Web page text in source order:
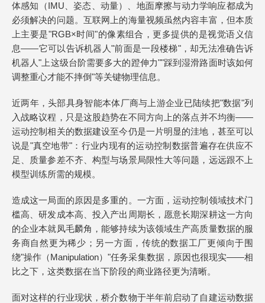
体感知（IMU、姿态、动量）、地面摩擦与动力学响应都成为
必须解决的问题。互联网上的海量视频虽然内容丰富，但本质
上主要是"RGB×时间"的像素组合，更多提供的是视觉语义信
息——它可以告诉机器人"前面是一段楼梯"，却无法准确告诉
机器人"上这级台阶需要多大的蹬伸力""踩到湿滑路面时该如何
调整重心才能不摔倒"等关键物理信息。
近两年，头部具身智能本体厂商与上游企业已陆续把"数据"列
入战略议程，只是这股趋势在不同方向上的落点并不均衡——
运动控制相关的数据建设至今仍是一片明显的洼地，甚至可以
说是"真空地带"：行业内现有的运动控制数据普遍存在供应不
足、质量参差不齐、构型与场景局限性大等问题，远远跟不上
模型训练所需的规模。
造成这一局面的原因是多重的。一方面，运动控制领域技术门
槛高、研发成本高、投入产出周期长，愿意长期深耕这一方向
的企业本就凤毛麟角，能够持续为该领域生产高质量数据的服
务商自然更为稀少；另一方面，传统的数据工厂更倾向于围
绕"操作（Manipulation）"任务采集数据，原因也很现实——相
比之下，这类数据在当下阶段的商业路径更为清晰。
面对这样的行业现状，桥介数物于半年前启动了自建运动数据